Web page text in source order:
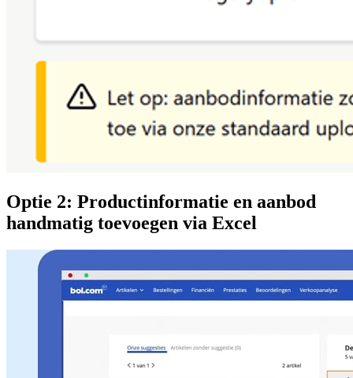
Optie 2: Productinformatie en aanbod
handmatig toevoegen via Excel